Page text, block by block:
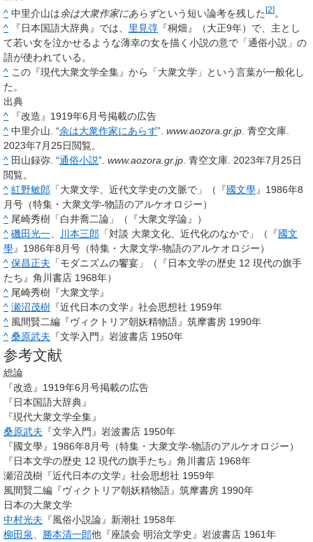
^ 中里介山は余は大衆作家にあらずという短い論考を残した [2] 。
^
『日本国語大辞典』では、 里見弴 『桐畑』（大正9年）で、主とし
て若い女を泣かせるような薄幸の女を描く小説の意で「通俗小説」の
語が使われている。
^ この『現代大衆文学全集』から「大衆文学」という言葉が一般化し
た。
出典
^
『改造』1919年6月号掲載の広告
^ 中里介山. “余は大衆作家にあらず”. www.aozora.gr.jp . 青空文庫.
2023年7月25日閲覧。
^ 田山録弥. “通俗小説”. www.aozora.gr.jp . 青空文庫. 2023年7月25日
閲覧。
^ 紅野敏郎 「大衆文学、近代文学史の文脈で」（『國文學』1986年8
月号（特集・大衆文学-物語のアルケオロジー）
^ 尾崎秀樹「白井喬二論」（『大衆文学論』）
^ 磯田光一 川本三郎 「対談 大衆文化、近代化のなかで」（『國文
學』1986年8月号（特集・大衆文学-物語のアルケオロジー）
^ 保昌正夫 「モダニズムの饗宴」（『日本文学の歴史 12 現代の旗手
たち』角川書店 1968年）
^ 尾崎秀樹『大衆文学』
^ 瀬沼茂樹 『近代日本の文学』社会思想社 1959年
^ 風間賢二編『ヴィクトリア朝妖精物語』筑摩書房 1990年
^ 桑原武夫 『文学入門』岩波書店 1950年
参考文献
総論
『改造』1919年6月号掲載の広告
『日本国語大辞典』
『現代大衆文学全集』
桑原武夫 『文学入門』岩波書店 1950年
『國文學』1986年8月号（特集・大衆文学-物語のアルケオロジー）
『日本文学の歴史 12 現代の旗手たち』角川書店 1968年
瀬沼茂樹『近代日本の文学』社会思想社 1959年
風間賢二編『ヴィクトリア朝妖精物語』筑摩書房 1990年
日本の大衆文学
中村光夫 『風俗小説論』新潮社 1958年
柳田泉
勝本清一郎他『座談会 明治文学史』岩波書店 1961年